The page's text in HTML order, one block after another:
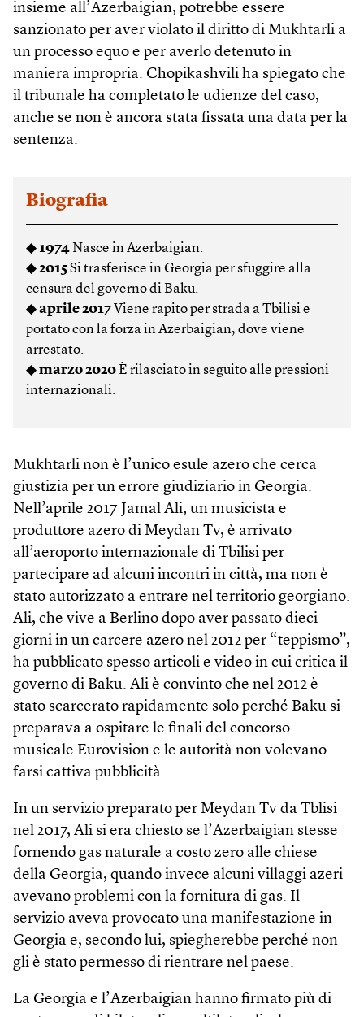
insieme all’Azerbaigian, potrebbe essere
sanzionato per aver violato il diritto di Mukhtarli a
un processo equo e per averlo detenuto in
maniera impropria. Chopikashvili ha spiegato che
il tribunale ha completato le udienze del caso,
anche se non è ancora stata fissata una data per la
sentenza.
Biografia
◆1974 Nasce in Azerbaigian.
◆2015Si trasferisce in Georgia per sfuggire alla
censura del governo di Baku.
◆aprile 2017Viene rapito per strada a Tbilisi e
portato con la forza in Azerbaigian, dove viene
arrestato.
◆marzo 2020È rilasciato in seguito alle pressioni
internazionali.
Mukhtarli non è l’unico esule azero che cerca
giustizia per un errore giudiziario in Georgia.
Nell’aprile 2017 Jamal Ali, un musicista e
produttore azero di Meydan Tv, è arrivato
all’aeroporto internazionale di Tbilisi per
partecipare ad alcuni incontri in città, ma non è
stato autorizzato a entrare nel territorio georgiano.
Ali, che vive a Berlino dopo aver passato dieci
giorni in un carcere azero nel 2012 per “teppismo”,
ha pubblicato spesso articoli e video in cui critica il
governo di Baku. Ali è convinto che nel 2012 è
stato scarcerato rapidamente solo perché Baku si
preparava a ospitare le finali del concorso
musicale Eurovision e le autorità non volevano
farsi cattiva pubblicità.
In un servizio preparato per Meydan Tv da Tblisi
nel 2017, Ali si era chiesto se l’Azerbaigian stesse
fornendo gas naturale a costo zero alle chiese
della Georgia, quando invece alcuni villaggi azeri
avevano problemi con la fornitura di gas. Il
servizio aveva provocato una manifestazione in
Georgia e, secondo lui, spiegherebbe perché non
gli è stato permesso di rientrare nel paese.
La Georgia e l’Azerbaigian hanno firmato più di